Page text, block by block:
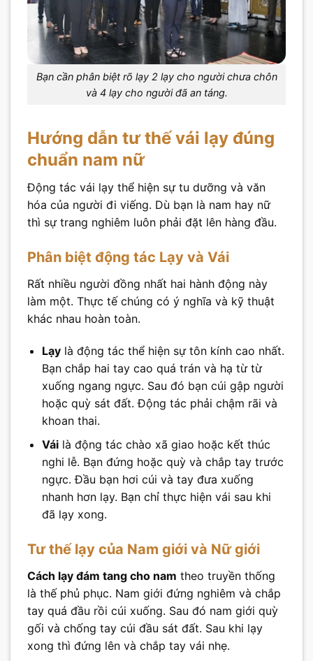
Bạn cần phân biệt rõ lạy 2 lạy cho người chưa chôn
và 4 lạy cho người đã an táng.
Hướng dẫn tư thế vái lạy đúng
chuẩn nam nữ
Động tác vái lạy thể hiện sự tu dưỡng và văn
hóa của người đi viếng. Dù bạn là nam hay nữ
thì sự trang nghiêm luôn phải đặt lên hàng đầu.
Phân biệt động tác Lạy và Vái
Rất nhiều người đồng nhất hai hành động này
làm một. Thực tế chúng có ý nghĩa và kỹ thuật
khác nhau hoàn toàn.
Lạylà động tác thể hiện sự tôn kính cao nhất.
Bạn chắp hai tay cao quá trán và hạ từ từ
xuống ngang ngực. Sau đó bạn cúi gập người
hoặc quỳ sát đất. Động tác phải chậm rãi và
khoan thai.
Váilà động tác chào xã giao hoặc kết thúc
nghi lễ. Bạn đứng hoặc quỳ và chắp tay trước
ngực. Đầu bạn hơi cúi và tay đưa xuống
nhanh hơn lạy. Bạn chỉ thực hiện vái sau khi
đã lạy xong.
Tư thế lạy của Nam giới và Nữ giới
Cách lạy đám tang cho nam theo truyền thống
là thế phủ phục. Nam giới đứng nghiêm và chắp
tay quá đầu rồi cúi xuống. Sau đó nam giới quỳ
gối và chống tay cúi đầu sát đất. Sau khi lạy
xong thì đứng lên và chắp tay vái nhẹ.